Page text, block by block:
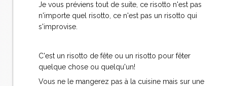
Je vous préviens tout de suite, ce risotto n'est pas
n'importe quel risotto, ce n'est pas un risotto qui
s'improvise.
C'est un risotto de fête ou un risotto pour fêter
quelque chose ou quelqu'un!
Vous ne le mangerez pas à la cuisine mais sur une